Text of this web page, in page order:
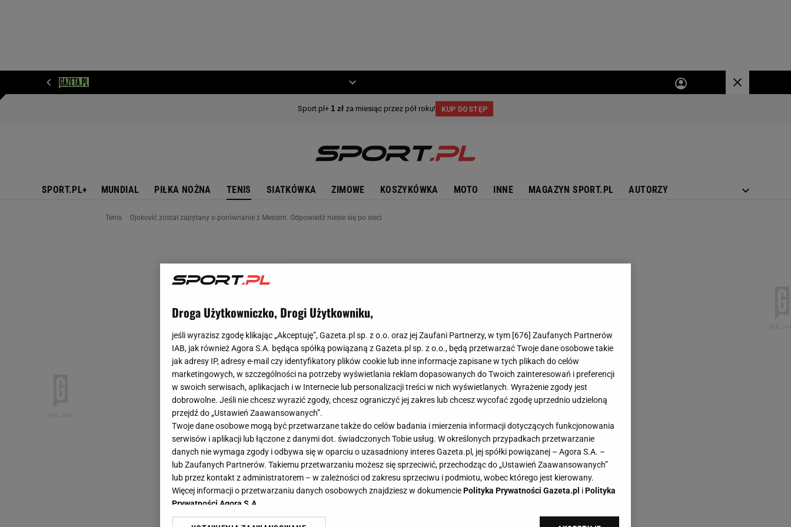
SPORT.PL+ MUNDIAL PIŁKA NOŻNA TENIS SIATKÓWKA ZIMOWE KOSZYKÓWKA MOTO INNE MAGAZYN SPORT.PL AUTORZY
Tenis Djoković został zapytany o porównanie z Messim. Odpowiedź niesie się po sieci
Droga Użytkowniczko, Drogi Użytkowniku,
jeśli wyrazisz zgodę klikając „Akceptuję”, Gazeta.pl sp. z o.o. oraz jej Zaufani Partnerzy, w tym [676] Zaufanych Partnerów
IAB, jak również Agora S.A. będąca spółką powiązaną z Gazeta.pl sp. z o.o., będą przetwarzać Twoje dane osobowe takie
jak adresy IP, adresy e-mail czy identyfikatory plików cookie lub inne informacje zapisane w tych plikach do celów
marketingowych, w szczególności na potrzeby wyświetlania reklam dopasowanych do Twoich zainteresowań i preferencji
w swoich serwisach, aplikacjach i w Internecie lub personalizacji treści w nich wyświetlanych. Wyrażenie zgody jest
dobrowolne. Jeśli nie chcesz wyrazić zgody, chcesz ograniczyć jej zakres lub chcesz wycofać zgodę uprzednio udzieloną
przejdź do „Ustawień Zaawansowanych”.
Twoje dane osobowe mogą być przetwarzane także do celów badania i mierzenia informacji dotyczących funkcjonowania
serwisów i aplikacji lub łączone z danymi dot. świadczonych Tobie usług. W określonych przypadkach przetwarzanie
danych nie wymaga zgody i odbywa się w oparciu o uzasadniony interes Gazeta.pl, jej spółki powiązanej – Agora S.A. –
lub Zaufanych Partnerów. Takiemu przetwarzaniu możesz się sprzeciwić, przechodząc do „Ustawień Zaawansowanych”
lub przez kontakt z administratorem – w zależności od zakresu sprzeciwu i podmiotu, wobec którego jest kierowany.
Więcej informacji o przetwarzaniu danych osobowych znajdziesz w dokumenciePolityka Prywatności Gazeta.pl iPolityka
Prywatności Agora S.A.